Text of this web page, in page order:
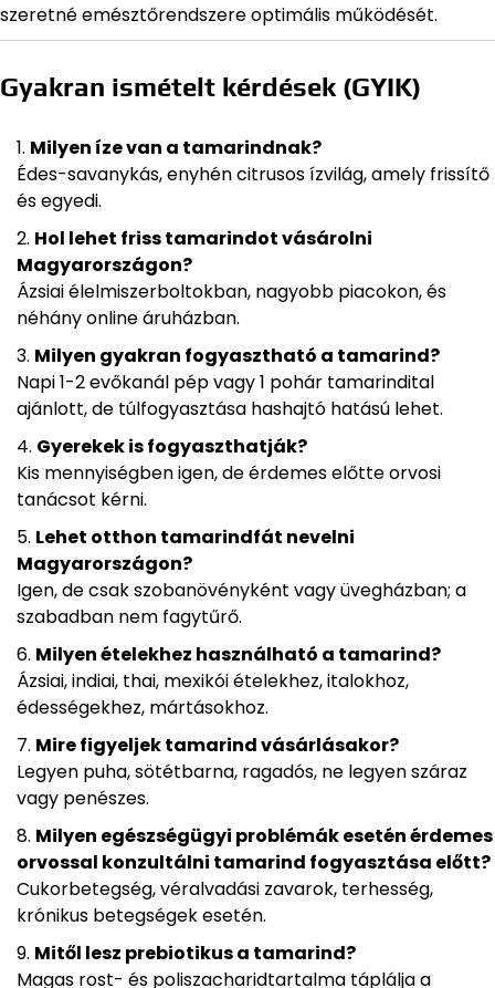
szeretné emésztőrendszere optimális működését.
Gyakran ismételt kérdések (GYIK)
Milyen íze van a tamarindnak?
Édes-savanykás, enyhén citrusos ízvilág, amely frissítő
és egyedi.
Hol lehet friss tamarindot vásárolni
Magyarországon?
Ázsiai élelmiszerboltokban, nagyobb piacokon, és
néhány online áruházban.
Milyen gyakran fogyasztható a tamarind?
Napi 1-2 evőkanál pép vagy 1 pohár tamarindital
ajánlott, de túlfogyasztása hashajtó hatású lehet.
Gyerekek is fogyaszthatják?
Kis mennyiségben igen, de érdemes előtte orvosi
tanácsot kérni.
Lehet otthon tamarindfát nevelni
Magyarországon?
Igen, de csak szobanövényként vagy üvegházban; a
szabadban nem fagytűrő.
Milyen ételekhez használható a tamarind?
Ázsiai, indiai, thai, mexikói ételekhez, italokhoz,
édességekhez, mártásokhoz.
Mire figyeljek tamarind vásárlásakor?
Legyen puha, sötétbarna, ragadós, ne legyen száraz
vagy penészes.
Milyen egészségügyi problémák esetén érdemes
orvossal konzultálni tamarind fogyasztása előtt?
Cukorbetegség, véralvadási zavarok, terhesség,
krónikus betegségek esetén.
Mitől lesz prebiotikus a tamarind?
Magas rost- és poliszacharidtartalma táplálja a